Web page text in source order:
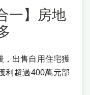
一】房地
，出售自用住宅獲
利超過400萬元部